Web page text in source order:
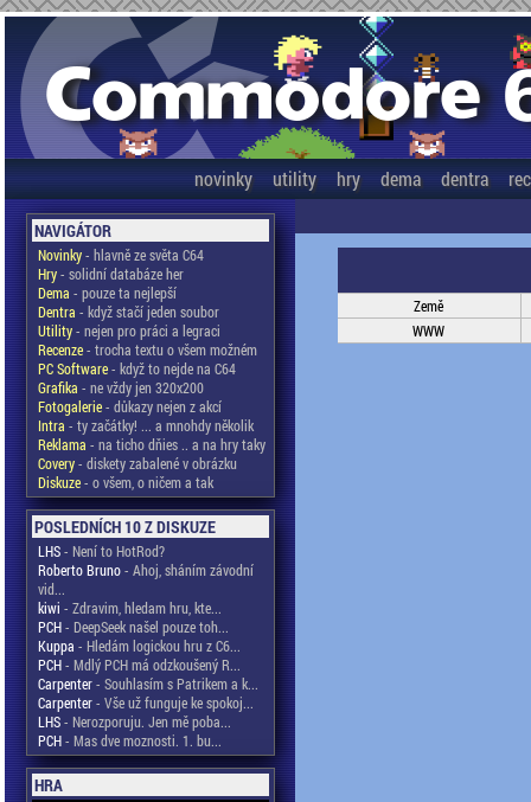
novinky utility hry dema dentra
NAVIGÁTOR
Novinky- hlavně ze světa C64
Hry- solidní databáze her
Dema - pouze ta nejlepší
Dentra - když stačí jeden soubor
Utility- nejen pro práci a legraci
Recenze- trocha textu o všem možném
PC Software- když to nejde na C64
Grafika - ne vždy jen 320x200
Fotogalerie- důkazy nejen z akcí
Intra - ty začátky! ... a mnohdy několik
Reklama - na ticho dňies .. a na hry taky
Covery- diskety zabalené v obrázku
Diskuze- o všem, o ničem a tak
POSLEDNÍCH 10 Z DISKUZE
LHS- Není to HotRod?
Roberto Bruno- Ahoj, sháním závodní
vid...
kiwi - Zdravim, hledam hru, kte...
PCH- DeepSeek našel pouze toh...
Kuppa - Hledám logickou hru z C6...
PCH- Mdlý PCH má odzkoušený R...
Carpenter- Souhlasím s Patrikem a k...
Carpenter- Vše už funguje ke spokoj...
LHS- Nerozporuju. Jen mě poba...
PCH- Mas dve moznosti. 1. bu...
HRA
Země
WWW